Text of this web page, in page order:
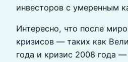
инвесторов с умеренным
Интересно, что после
кризисов — таких как
года и кризис 2008 года